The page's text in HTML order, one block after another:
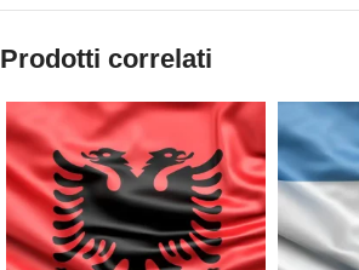
Prodotti correlati